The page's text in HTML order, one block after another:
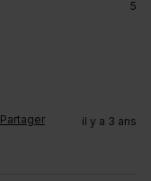
5
Partager il y a 3 ans